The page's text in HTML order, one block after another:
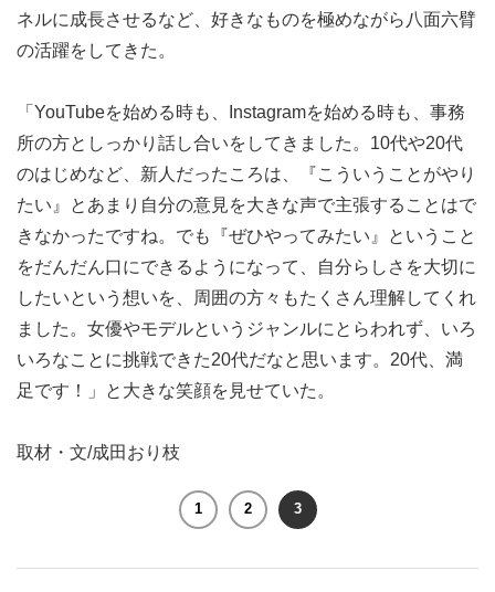
ネルに成長させるなど、好きなものを極めながら八面六臂
の活躍をしてきた。
「YouTubeを始める時も、Instagramを始める時も、事務
所の方としっかり話し合いをしてきました。10代や20代
のはじめなど、新人だったころは、『こういうことがやり
たい』とあまり自分の意見を大きな声で主張することはで
きなかったですね。でも『ぜひやってみたい』ということ
をだんだん口にできるようになって、自分らしさを大切に
したいという想いを、周囲の方々もたくさん理解してくれ
ました。女優やモデルというジャンルにとらわれず、いろ
いろなことに挑戦できた20代だなと思います。20代、満
足です！」と大きな笑顔を見せていた。
取材・文/成田おり枝
1 2 3